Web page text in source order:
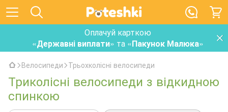
Оплачуй карткою
«Державні виплати» та «Пакунок Малюка»
Велосипеди Трьохколісні велосипеди
Триколісні велосипеди з відкидною
спинкою